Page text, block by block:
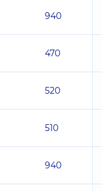
940
470
520
510
940